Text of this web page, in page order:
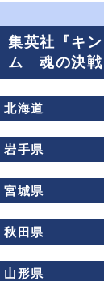
集英社『キ
ム 魂の決戦
北海道
岩手県
宮城県
秋田県
山形県